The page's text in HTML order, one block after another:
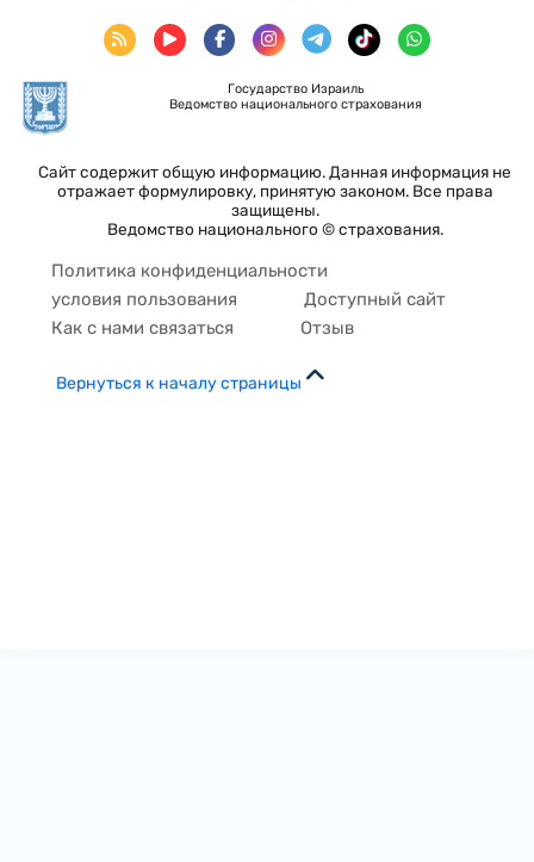
Государство Израиль
Ведомство национального страхования
Сайт содержит общую информацию. Данная информация не
отражает формулировку, принятую законом. Все права
защищены.
Ведомство национального © страхования.
Политика конфиденциальности
условия пользования
Доступный сайт
Как с нами связаться
Отзыв
Вернуться к началу страницы